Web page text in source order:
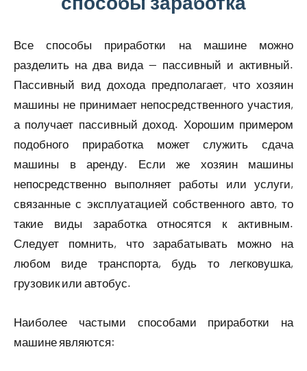
Все способы приработки на машине можно
разделить на два вида — пассивный и активный.
Пассивный вид дохода предполагает, что хозяин
машины не принимает непосредственного участия,
а получает пассивный доход. Хорошим примером
подобного приработка может служить сдача
машины в аренду. Если же хозяин машины
непосредственно выполняет работы или услуги,
связанные с эксплуатацией собственного авто, то
такие виды заработка относятся к активным.
Следует помнить, что зарабатывать можно на
любом виде транспорта, будь то легковушка,
грузовик или автобус.
Наиболее частыми способами приработки на
машине являются: